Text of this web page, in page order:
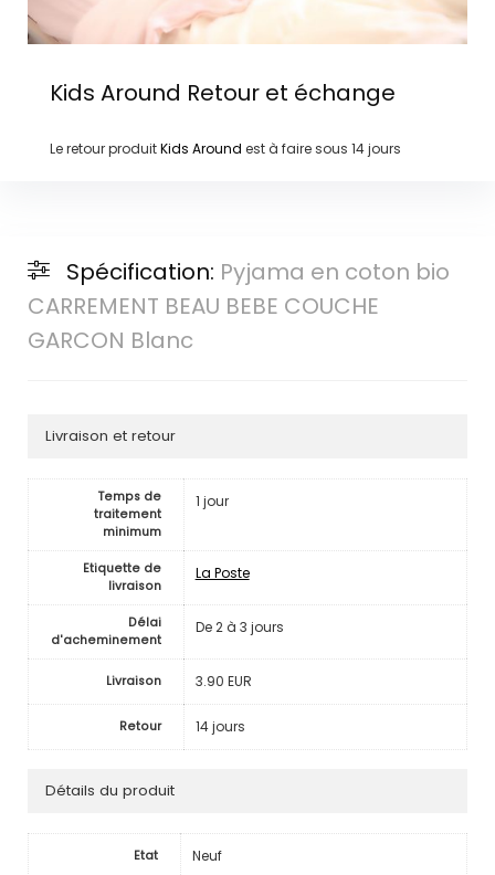
Kids Around Retour et échange
Le retour produitKids Around est à faire sous 14 jours
Spécification: Pyjama en coton bio
CARREMENT BEAU BEBE COUCHE
GARCON Blanc
Livraison et retour
Temps de
traitement
minimum
1 jour
Etiquette de
livraison
La Poste
Délai
d'acheminement
De 2 à 3 jours
Livraison 3.90 EUR
Retour 14 jours
Détails du produit
Etat Neuf